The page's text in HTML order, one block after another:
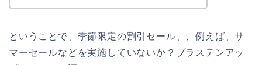
ということで、季節限定の割引セール、、例えば、サ
マーセールなどを実施していないか？プラステンアッ